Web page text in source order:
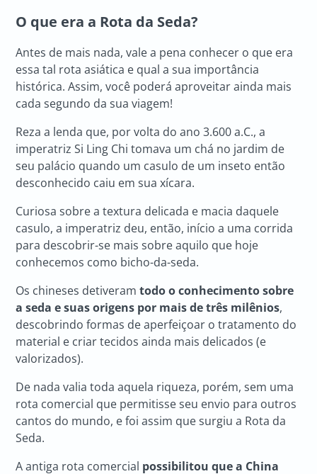
O que era a Rota da Seda?
Antes de mais nada, vale a pena conhecer o que era
essa tal rota asiática e qual a sua importância
histórica. Assim, você poderá aproveitar ainda mais
cada segundo da sua viagem!
Reza a lenda que, por volta do ano 3.600 a.C., a
imperatriz Si Ling Chi tomava um chá no jardim de
seu palácio quando um casulo de um inseto então
desconhecido caiu em sua xícara.
Curiosa sobre a textura delicada e macia daquele
casulo, a imperatriz deu, então, início a uma corrida
para descobrir-se mais sobre aquilo que hoje
conhecemos como bicho-da-seda.
Os chineses detiveramtodo o conhecimento sobre
a seda e suas origens por mais de três milênios,
descobrindo formas de aperfeiçoar o tratamento do
material e criar tecidos ainda mais delicados (e
valorizados).
De nada valia toda aquela riqueza, porém, sem uma
rota comercial que permitisse seu envio para outros
cantos do mundo, e foi assim que surgiu a Rota da
Seda.
A antiga rota comercial possibilitou que a China